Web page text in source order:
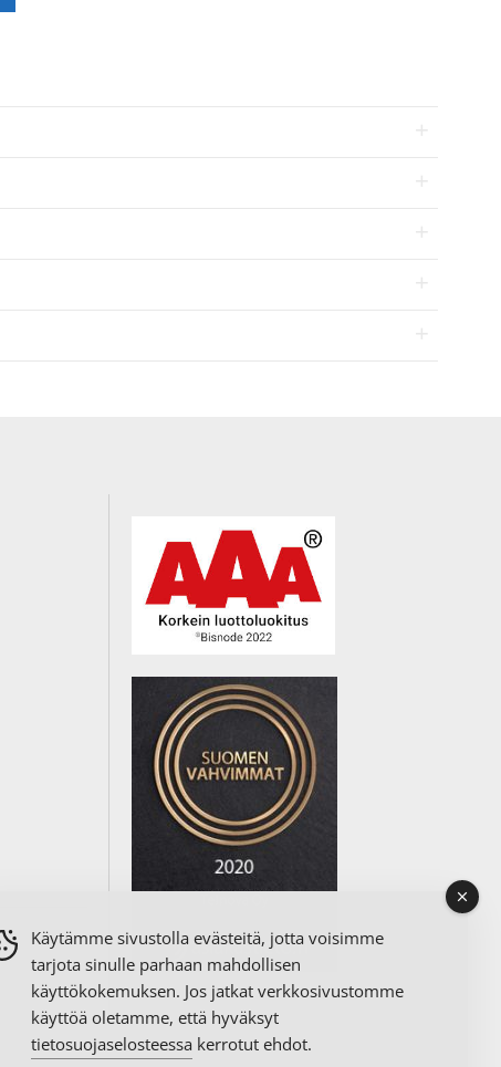
Käytämme sivustolla evästeitä, jotta voisimme
tarjota sinulle parhaan mahdollisen
käyttökokemuksen. Jos jatkat verkkosivustomme
käyttöä oletamme, että hyväksyt
tietosuojaselosteessa kerrotut ehdot.